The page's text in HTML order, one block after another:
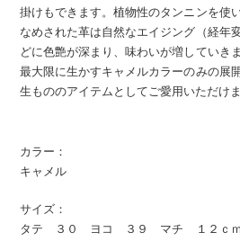
掛けもできます。植物性のタンニンを使
なめされた革は自然なエイジング（経年
どに色艶が深まり、味わいが増していき
最大限に生かすキャメルカラーのみの展
生もののアイテムとしてご愛用いただけま
カラー：
キャメル
サイズ：
タテ ３０ ヨコ ３９ マチ １２ｃｍ